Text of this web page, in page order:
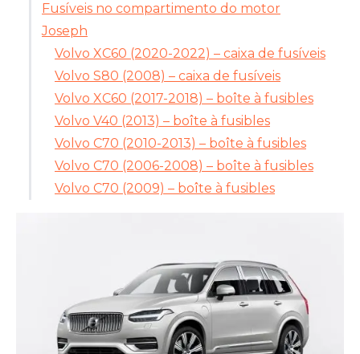
Fusíveis no compartimento do motor
Joseph
Volvo XC60 (2020-2022) – caixa de fusíveis
Volvo S80 (2008) – caixa de fusíveis
Volvo XC60 (2017-2018) – boîte à fusibles
Volvo V40 (2013) – boîte à fusibles
Volvo C70 (2010-2013) – boîte à fusibles
Volvo C70 (2006-2008) – boîte à fusibles
Volvo C70 (2009) – boîte à fusibles